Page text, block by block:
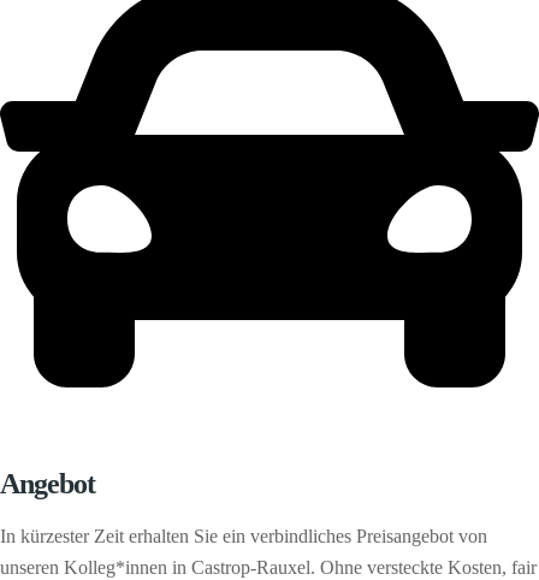
Angebot
In kürzester Zeit erhalten Sie ein verbindliches Preisangebot von
unseren Kolleg*innen in Castrop-Rauxel. Ohne versteckte Kosten, fair